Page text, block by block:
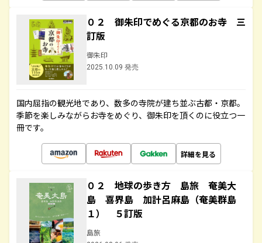
０２ 御朱印でめぐる京都のお寺 三
訂版
御朱印
2025.10.09 発売
国内屈指の観光地であり、数多の寺院が建ち並ぶ古都・京都。
季節を楽しみながらお寺をめぐり、御朱印を頂くのに役立つ一
冊です。
詳細を見る
０２ 地球の歩き方 島旅 奄美大
島 喜界島 加計呂麻島（奄美群島
１） ５訂版
島旅